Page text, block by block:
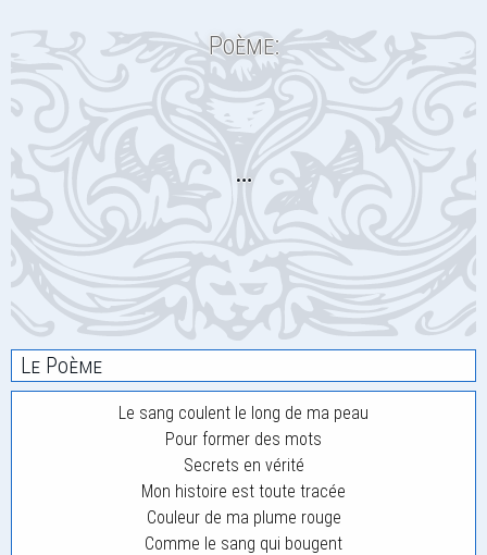
Poème:
…
Le Poème
Le sang coulent le long de ma peau
Pour former des mots
Secrets en vérité
Mon histoire est toute tracée
Couleur de ma plume rouge
Comme le sang qui bougent